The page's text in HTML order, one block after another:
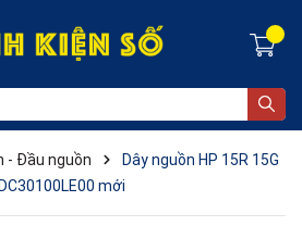
- Đầu nguồn
Dây nguồn HP 15R 15G
mới